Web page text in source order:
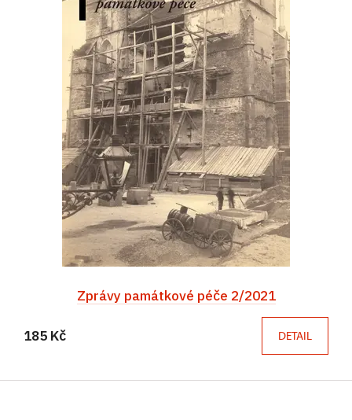
Zprávy památkové péče 2/2021
185 Kč DETAIL